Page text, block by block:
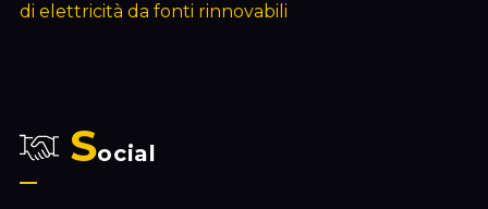
di elettricità da fonti rinnovabili
Social